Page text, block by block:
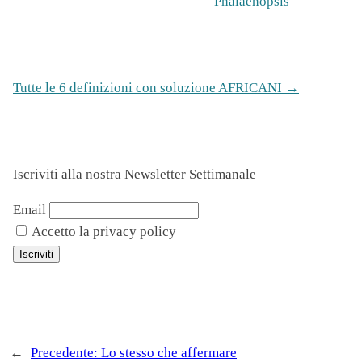
Tutte le 6 definizioni con soluzione AFRICANI →
Iscriviti alla nostra Newsletter Settimanale
Email
Accetto la privacy policy
← Precedente: Lo stesso che affermare